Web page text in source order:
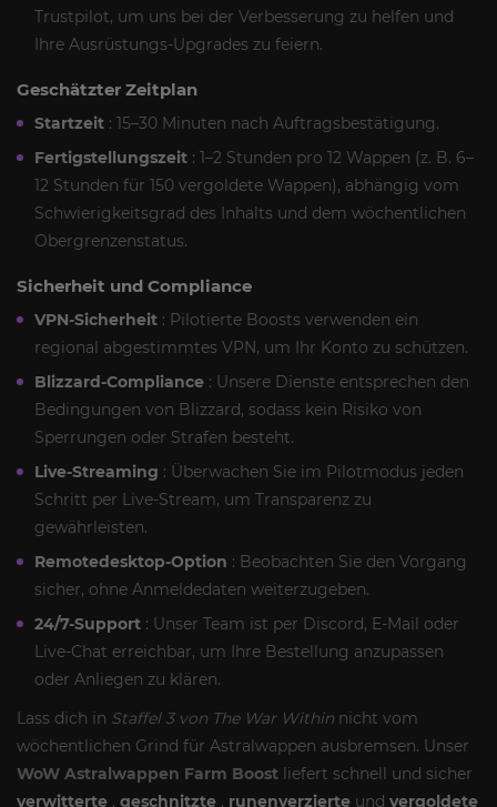
Trustpilot, um uns bei der Verbesserung zu helfen und
Ihre Ausrüstungs-Upgrades zu feiern.
Geschätzter Zeitplan
Startzeit : 15–30 Minuten nach Auftragsbestätigung.
Fertigstellungszeit : 1–2 Stunden pro 12 Wappen (z. B. 6–
12 Stunden für 150 vergoldete Wappen), abhängig vom
Schwierigkeitsgrad des Inhalts und dem wöchentlichen
Obergrenzenstatus.
Sicherheit und Compliance
VPN-Sicherheit : Pilotierte Boosts verwenden ein
regional abgestimmtes VPN, um Ihr Konto zu schützen.
Blizzard-Compliance : Unsere Dienste entsprechen den
Bedingungen von Blizzard, sodass kein Risiko von
Sperrungen oder Strafen besteht.
Live-Streaming : Überwachen Sie im Pilotmodus jeden
Schritt per Live-Stream, um Transparenz zu
gewährleisten.
Remotedesktop-Option : Beobachten Sie den Vorgang
sicher, ohne Anmeldedaten weiterzugeben.
24/7-Support : Unser Team ist per Discord, E-Mail oder
Live-Chat erreichbar, um Ihre Bestellung anzupassen
oder Anliegen zu klären.
Lass dich in Staffel 3 von The War Within nicht vom
wöchentlichen Grind für Astralwappen ausbremsen. Unser
WoW Astralwappen Farm Boost liefert schnell und sicher
verwitterte , geschnitzte , runenverzierte und vergoldete